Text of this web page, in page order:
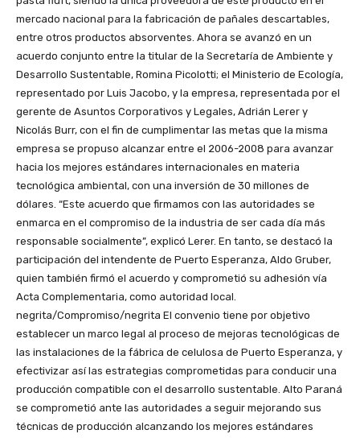
mercado nacional para la fabricación de pañales descartables,
entre otros productos absorventes. Ahora se avanzó en un
acuerdo conjunto entre la titular de la Secretaría de Ambiente y
Desarrollo Sustentable, Romina Picolotti; el Ministerio de Ecología,
representado por Luis Jacobo, y la empresa, representada por el
gerente de Asuntos Corporativos y Legales, Adrián Lerer y
Nicolás Burr, con el fin de cumplimentar las metas que la misma
empresa se propuso alcanzar entre el 2006-2008 para avanzar
hacia los mejores estándares internacionales en materia
tecnológica ambiental, con una inversión de 30 millones de
dólares. “Este acuerdo que firmamos con las autoridades se
enmarca en el compromiso de la industria de ser cada día más
responsable socialmente”, explicó Lerer. En tanto, se destacó la
participación del intendente de Puerto Esperanza, Aldo Gruber,
quien también firmó el acuerdo y comprometió su adhesión vía
Acta Complementaria, como autoridad local.
negrita/Compromiso/negrita El convenio tiene por objetivo
establecer un marco legal al proceso de mejoras tecnológicas de
las instalaciones de la fábrica de celulosa de Puerto Esperanza, y
efectivizar así las estrategias comprometidas para conducir una
producción compatible con el desarrollo sustentable. Alto Paraná
se comprometió ante las autoridades a seguir mejorando sus
técnicas de producción alcanzando los mejores estándares